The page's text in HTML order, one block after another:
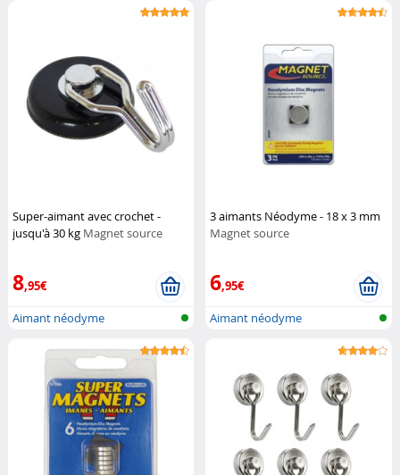
Super-aimant avec crochet -
jusqu'à 30 kg Magnet source
8,95€
Aimant néodyme
3 aimants Néodyme - 18 x 3 mm
Magnet source
6,95€
Aimant néodyme